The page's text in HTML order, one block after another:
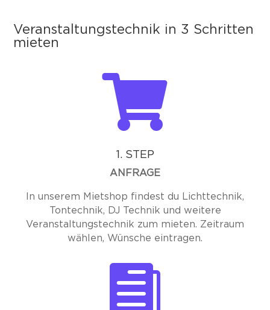
Veranstaltungstechnik in 3 Schritten
mieten

1. STEP
ANFRAGE
In unserem Mietshop findest du Lichttechnik,
Tontechnik, DJ Technik und weitere
Veranstaltungstechnik zum mieten. Zeitraum
wählen, Wünsche eintragen.
